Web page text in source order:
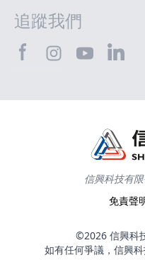
追蹤我們
信興科技有
免責聲
©2026 信興科
如有任何爭議，信興